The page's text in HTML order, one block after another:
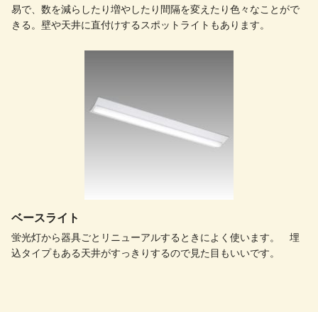
易で、数を減らしたり増やしたり間隔を変えたり色々なことがで
きる。壁や天井に直付けするスポットライトもあります。
ベースライト
蛍光灯から器具ごとリニューアルするときによく使います。 埋
込タイプもある天井がすっきりするので見た目もいいです。